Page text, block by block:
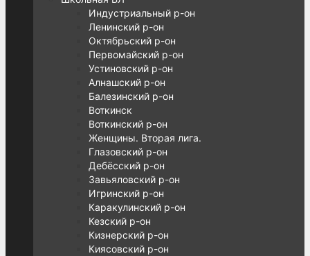
Индустриальный р-он
Ленинский р-он
Октябрьский р-он
Первомайский р-он
Устиновский р-он
Алнашский р-он
Балезинский р-он
Воткинск
Воткинский р-он
Женщины. Вторая лига.
Глазовский р-он
Дебёсский р-он
Завьяловский р-он
Игринский р-он
Каракулинский р-он
Кезский р-он
Кизнерский р-он
Киясовский р-он